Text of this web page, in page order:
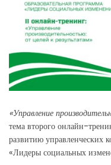
«Управление
тема второго онлайн-
развитию управленческих
«Лидеры социальных